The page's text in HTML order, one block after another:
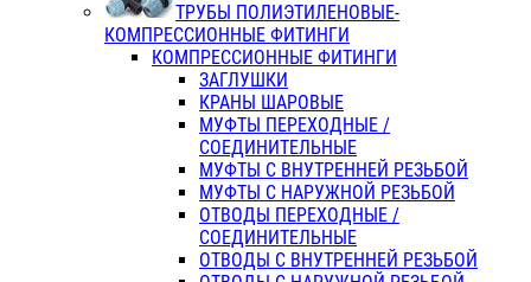
ТРУБЫ ПОЛИЭТИЛЕНОВЫЕ-
КОМПРЕССИОННЫЕ ФИТИНГИ
КОМПРЕССИОННЫЕ ФИТИНГИ
ЗАГЛУШКИ
КРАНЫ ШАРОВЫЕ
МУФТЫ ПЕРЕХОДНЫЕ /
СОЕДИНИТЕЛЬНЫЕ
МУФТЫ С ВНУТРЕННЕЙ РЕЗЬБОЙ
МУФТЫ С НАРУЖНОЙ РЕЗЬБОЙ
ОТВОДЫ ПЕРЕХОДНЫЕ /
СОЕДИНИТЕЛЬНЫЕ
ОТВОДЫ С ВНУТРЕННЕЙ РЕЗЬБОЙ